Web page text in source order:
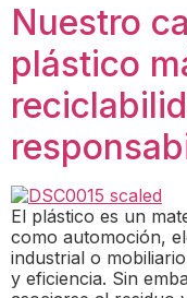
Nuestro
plástico
El plástico es un
como automoción,
industrial o
y eficiencia. Sin